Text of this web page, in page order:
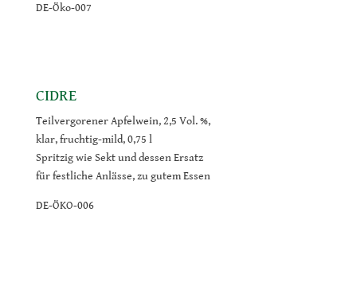
DE-Öko-007
CIDRE
Teilvergorener Apfelwein, 2,5 Vol. %,
klar, fruchtig-mild, 0,75 l
Spritzig wie Sekt und dessen Ersatz
für festliche Anlässe, zu gutem Essen
DE-ÖKO-006